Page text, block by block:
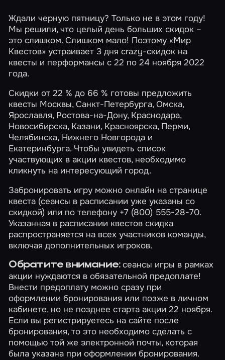
Ждали черную пятницу? Только не в этом году!
Мы решили, что целый день больших скидок –
это слишком. Слишком мало! Поэтому «Мир
Квестов» устраивает3 дня crazy-скидок на
квесты и перформансы с 22 по 24 ноября 2022
года.
Скидки от 22 % до 66 % готовы предложить
квесты Москвы,Санкт-Петербурга,Омска,
Ярославля, Ростова-на-Дону, Краснодара,
Новосибирска, Казани, Красноярска, Перми,
Челябинска, Нижнего Новгорода и
Екатеринбурга. Чтобы увидеть список
участвующих в акции квестов, необходимо
кликнуть на интересующий город.
Забронировать игру можно онлайн на странице
квеста (сеансы в расписании уже указаны со
скидкой) или по телефону +7 (800) 555-28-70.
Указанная в расписании квестов скидка
распространяется на всех участников команды,
включая дополнительных игроков.
Обратите внимание:сеансы игры в рамках
акции нуждаются в обязательной предоплате!
Внести предоплату можно сразу при
оформлении бронирования или позже вличном
кабинете, но не позднее старта акции 22 ноября.
Если вы регистрируетесь на сайте после
бронирования, то это необходимо сделать с
помощьютой же электронной почты, которая
была указана при оформлении бронирования.